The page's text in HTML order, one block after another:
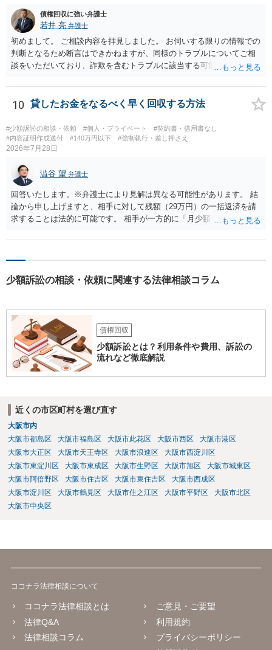
債権回収に強い弁護士
若井 亮 弁護士
初めまして。 ご相談内容を拝見しました。 お伺いする限りの情報での
判断となるため断言はできかねますが、同様のトラブルについてご相
談をいただいており、詐欺を含むトラブルに該当する可能性があるで
ります。 お金を渡した方法が現金手渡しではなく、指定口座への振込
であるならば、相手方の身元を特定できる可能性もあるでしょう。 い
ずれにせよ、まずは速やかに最寄りの警察署に被害相談に行くことを
お勧めします。
10 貸したお金をなるべく早く回収する方法
#少額訴訟の相談・依頼 #個人・プライベート
#契約書・借用書なし
#内容証明作成送付
#140万円以下 #強制執行・差し押さえ
2026年7月28日
澁谷 望 弁護士
回答いたします。※弁護士により見解は異なる可能性があります。 結
論から申し上げますと、相手に対して残額（29万円）の一括返済を請
求することは法的に可能です。 相手が一方的に「月少額ずつ返す」と
は成立していません。当初の返済期日も過ぎているため、一括返済を
払いには同意していないため、残額の一括払いを求める」旨を明確に
まず本名や住所の特定を進めてください。 相手が購入した高額商品
（Switch2等）の事実も踏まえ、応じない場合は法的措置を辞さない姿
勢で交渉に臨むのが現実的かと思います。
少額訴訟の相談・依頼に関連する法律相談コラム
債権回収
少額訴訟とは？利用条件や費用、訴訟の
流れなど徹底解説
近くの市区町村を選び直す
大阪市内
大阪市都島区
大阪市福島区 大阪市此花区 大阪市西区
大阪市港区
大阪市大正区
大阪市天王寺区 大阪市浪速区
大阪市西淀川区
大阪市東淀川区
大阪市東成区 大阪市生野区 大阪市旭区
大阪市城東区
大阪市阿倍野区
大阪市住吉区 大阪市東住吉区
大阪市西成区
大阪市淀川区
大阪市鶴見区 大阪市住之江区 大阪市平野区
大阪市北区
大阪市中央区
ココナラ法律相談について
ココナラ法律相談とは
法律Q&A
法律相談コラム
ご意見・ご要望
利用規約
プライバシーポリシー